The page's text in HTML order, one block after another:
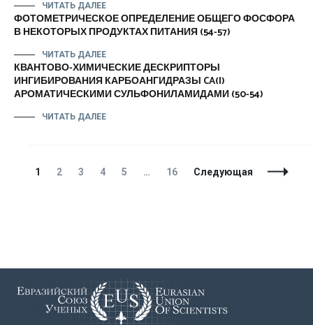
ЧИТАТЬ ДАЛЕЕ
ФОТОМЕТРИЧЕСКОЕ ОПРЕДЕЛЕНИЕ ОБЩЕГО ФОСФОРА
В НЕКОТОРЫХ ПРОДУКТАХ ПИТАНИЯ (54-57)
ЧИТАТЬ ДАЛЕЕ
КВАНТОВО-ХИМИЧЕСКИЕ ДЕСКРИПТОРЫ
ИНГИБИРОВАНИЯ КАРБОАНГИДРАЗЫ CA(I)
АРОМАТИЧЕСКИМИ СУЛЬФОНИЛАМИДАМИ (50-54)
ЧИТАТЬ ДАЛЕЕ
Навигация
Страница
1 Страница
2 Страница
3 Страница
4 Страница
5 … Страница
16 Следующая